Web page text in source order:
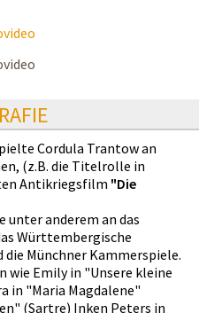
Cordula Trantow an
(z.B. die Titelrolle in
Antikriegsfilm "Die
unter anderem an das
Württembergische
Münchner Kammerspiele.
wie Emily in "Unsere kleine
in "Maria Magdalene"
(Sartre) Inken Peters in